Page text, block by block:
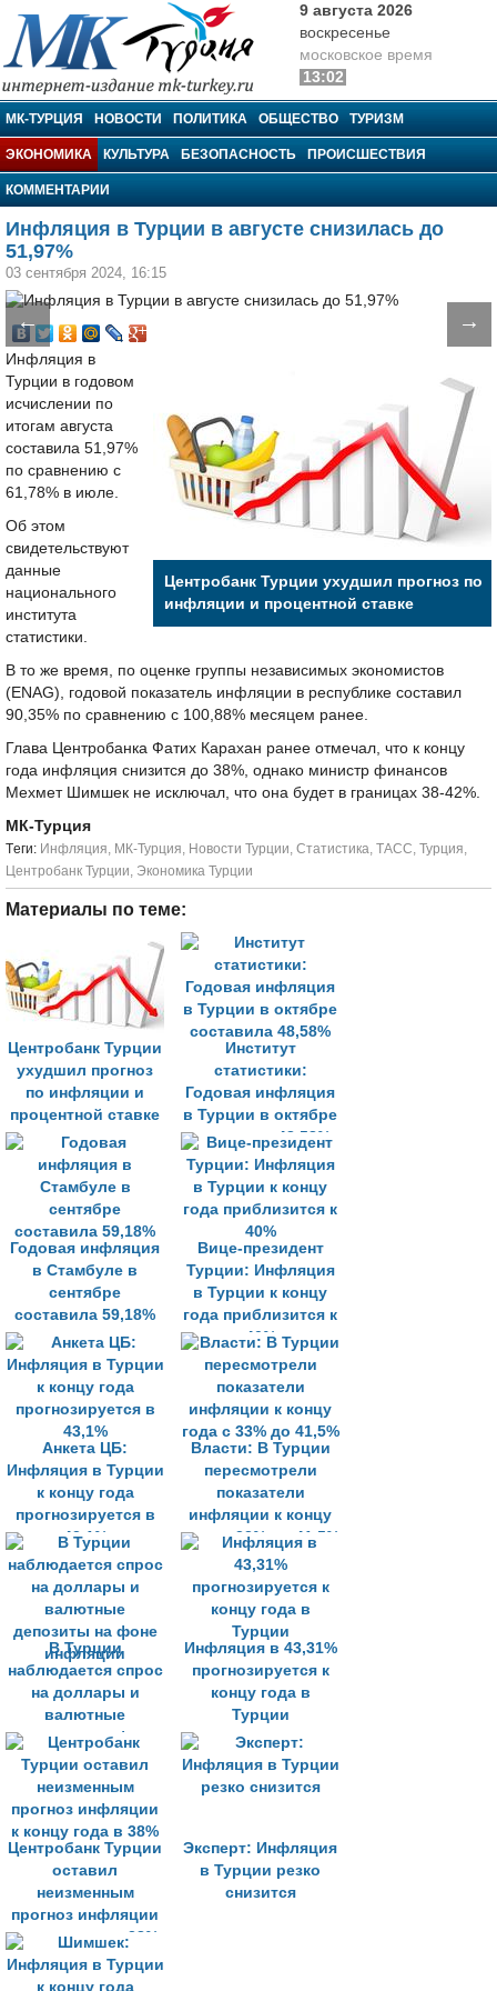
МК-Турция
9 августа 2026
воскресенье
московское время
13:02
МК-ТУРЦИЯ НОВОСТИ ПОЛИТИКА ОБЩЕСТВО ТУРИЗМ
ЭКОНОМИКА КУЛЬТУРА БЕЗОПАСНОСТЬ ПРОИСШЕСТВИЯ
КОММЕНТАРИИ
Инфляция в Турции в августе снизилась до
51,97%
03 сентября 2024, 16:15
← →
Центробанк Турции ухудшил прогноз по
инфляции и процентной ставке
Инфляция в
Турции в годовом
исчислении по
итогам августа
составила 51,97%
по сравнению с
61,78% в июле.
Об этом
свидетельствуют
данные
национального
института
статистики.
В то же время, по оценке группы независимых экономистов
(ENAG), годовой показатель инфляции в республике составил
90,35% по сравнению с 100,88% месяцем ранее.
Глава Центробанка Фатих Карахан ранее отмечал, что к концу
года инфляция снизится до 38%, однако министр финансов
Мехмет Шимшек не исключал, что она будет в границах 38-42%.
МК-Турция
Tеги: Инфляция, МК-Турция, Новости Турции, Статистика, ТАСС, Турция,
Центробанк Турции, Экономика Турции
Материалы по теме:
Центробанк Турции
ухудшил прогноз
по инфляции и
процентной ставке
Институт
статистики:
Годовая инфляция
в Турции в октябре
составила 48,58%
Годовая инфляция
в Стамбуле в
сентябре
составила 59,18%
Вице-президент
Турции: Инфляция
в Турции к концу
года приблизится к
40%
Анкета ЦБ:
Инфляция в Турции
к концу года
прогнозируется в
43,1%
Власти: В Турции
пересмотрели
показатели
инфляции к концу
года с 33% до 41,5%
В Турции
наблюдается спрос
на доллары и
валютные
депозиты на фоне
инфляции
Инфляция в 43,31%
прогнозируется к
концу года в
Турции
Центробанк Турции
оставил
неизменным
прогноз инфляции
к концу года в 38%
Эксперт: Инфляция
в Турции резко
снизится